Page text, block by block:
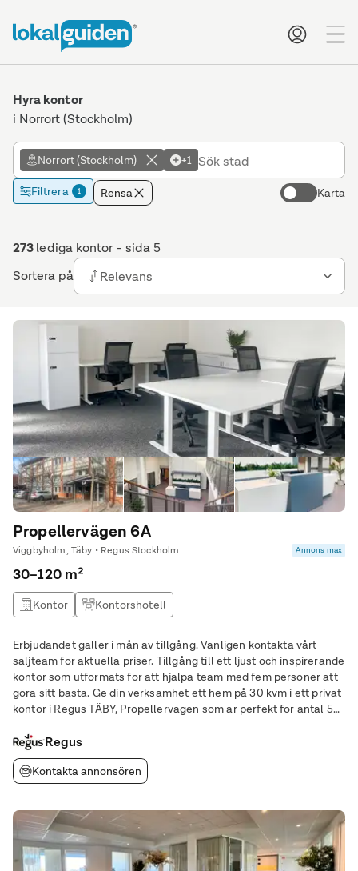
Hyra kontor
i Norrort (Stockholm)
Norrort (Stockholm) +1
Filtrera 1 Rensa Karta
273lediga kontor - sida 5
Sortera på
Relevans
Propellervägen 6A
Viggbyholm, Täby • Regus Stockholm Annons max
30–120 m²
Kontor Kontorshotell
Erbjudandet gäller i mån av tillgång. Vänligen kontakta vårt
säljteam för aktuella priser. Tillgång till ett ljust och inspirerande
kontor som utformats för att hjälpa team med fem personer att
göra sitt bästa. Ge din verksamhet ett hem på 30 kvm i ett privat
kontor i Regus TÄBY, Propellervägen som är perfekt för antal 5
hand omRegus
Kontakta annonsören